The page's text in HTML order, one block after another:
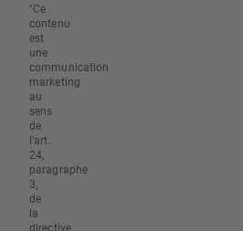
"Ce
contenu
est
une
communication
marketing
au
sens
de
l'art.
24,
paragraphe
3,
de
la
directive